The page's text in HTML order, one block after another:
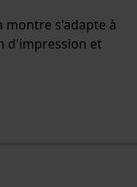
montre s'adapte à
d'impression et